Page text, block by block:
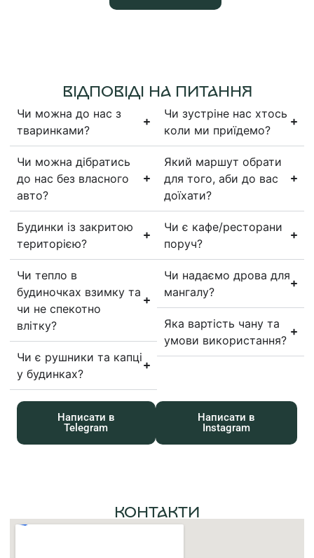
ВІДПОВІДІ НА ПИТАННЯ
Чи можна до нас з
тваринками?
Чи можна дібратись
до нас без власного
авто?
Будинки із закритою
територією?
Чи тепло в
будиночках взимку та
чи не спекотно
влітку?
Чи є рушники та капці
у будинках?
Чи зустріне нас хтось
коли ми приїдемо?
Який маршут обрати
для того, аби до вас
доїхати?
Чи є кафе/ресторани
поруч?
Чи надаємо дрова для
мангалу?
Яка вартість чану та
умови використання?
Написати в
Telegram
Написати в
Instagram
КОНТАКТИ